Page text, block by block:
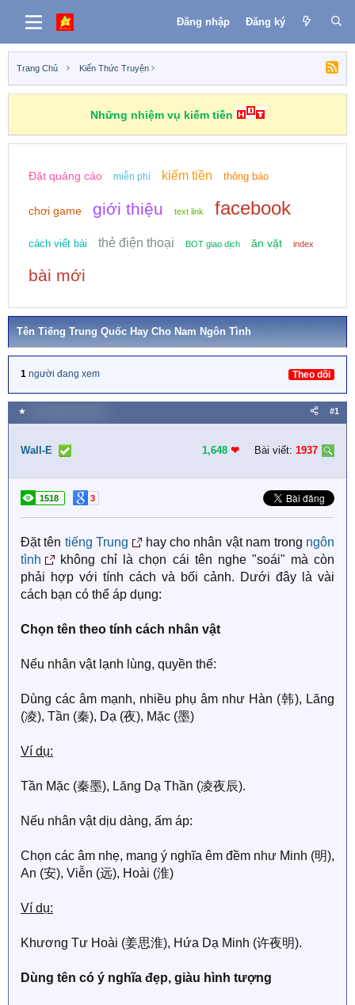
Đăng nhập Đăng ký
Trang Chủ Kiến Thức Truyện
Những nhiệm vụ kiếm tiền
Đặt quảng cáo miễn phí kiếm tiền thông báo
chơi game giới thiệu text link facebook
cách viết bài thẻ điện thoại BOT giao dịch ăn vặt index
bài mới
Tên Tiếng Trung Quốc Hay Cho Nam Ngôn Tình
1 người đang xem Theo dõi
★ #1
Wall-E 1,648 ❤︎ Bài viết: 1937
1518 3
Đặt tên tiếng Trung hay cho nhân vật nam trong ngôn
tình
không chỉ là chọn cái tên nghe "soái" mà còn
phải hợp với tính cách và bối cảnh. Dưới đây là vài
cách bạn có thể áp dụng:
Chọn tên theo tính cách nhân vật
Nếu nhân vật lạnh lùng, quyền thế:
Dùng các âm mạnh, nhiều phụ âm như Hàn (韩), Lăng
(凌), Tần (秦), Dạ (夜), Mặc (墨)
Ví dụ:
Tần Mặc (秦墨), Lăng Dạ Thần (凌夜辰).
Nếu nhân vật dịu dàng, ấm áp:
Chọn các âm nhẹ, mang ý nghĩa êm đềm như Minh (明),
An (安), Viễn (远), Hoài (淮)
Ví dụ:
Khương Tư Hoài (姜思淮), Hứa Dạ Minh (许夜明).
Dùng tên có ý nghĩa đẹp, giàu hình tượng